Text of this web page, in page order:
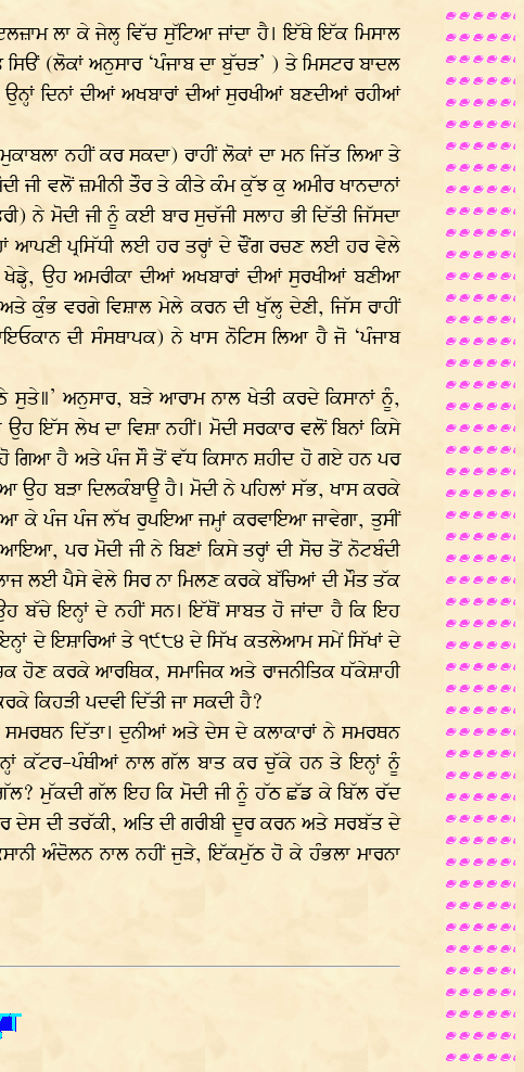
ਲਾ ਕੇ ਜੇਲ੍ਹ ਵਿੱਚ ਸੁੱਟਿਆ ਜਾਂਦਾ ਹੈ। ਇੱਥੇ ਇੱਕ ਮਿਸਾਲ
(ਲੋਕਾਂ ਅਨੁਸਾਰ ‘ਪੰਜਾਬ ਦਾ ਬੁੱਚੜ’ ) ਤੇ ਮਿਸਟਰ ਬਾਦਲ
ਦਿਨਾਂ ਦੀਆਂ ਅਖਬਾਰਾਂ ਦੀਆਂ ਸੁਰਖੀਆਂ ਬਣਦੀਆਂ ਰਹੀਆਂ
ਨਹੀਂ ਕਰ ਸਕਦਾ) ਰਾਹੀਂ ਲੋਕਾਂ ਦਾ ਮਨ ਜਿੱਤ ਲਿਆ ਤੇ
ਜੀ ਵਲੋਂ ਜ਼ਮੀਨੀ ਤੌਰ ਤੇ ਕੀਤੇ ਕੰਮ ਕੁੱਝ ਕੁ ਅਮੀਰ ਖਾਨਦਾਨਾਂ
ਨੇ ਮੋਦੀ ਜੀ ਨੂੰ ਕਈ ਬਾਰ ਸੁਚੱਜੀ ਸਲਾਹ ਭੀ ਦਿੱਤੀ ਜਿੱਸਦਾ
ਆਪਣੀ ਪ੍ਰਸਿੱਧੀ ਲਈ ਹਰ ਤਰ੍ਹਾਂ ਦੇ ਢੌਂਗ ਰਚਣ ਲਈ ਹਰ ਵੇਲੇ
ਉਹ ਅਮਰੀਕਾ ਦੀਆਂ ਅਖਬਾਰਾਂ ਦੀਆਂ ਸੁਰਖੀਆਂ ਬਣੀਆ
ਵਰਗੇ ਵਿਸ਼ਾਲ ਮੇਲੇ ਕਰਨ ਦੀ ਖੁੱਲ੍ਹ ਦੇਣੀ, ਜਿੱਸ ਰਾਹੀਂ
ਦੀ ਸੰਸਥਾਪਕ) ਨੇ ਖਾਸ ਨੋਟਿਸ ਲਿਆ ਹੈ ਜੋ ‘ਪੰਜਾਬ
ਸੁਤੇ॥’ ਅਨੁਸਾਰ, ਬੜੇ ਆਰਾਮ ਨਾਲ ਖੇਤੀ ਕਰਦੇ ਕਿਸਾਨਾਂ ਨੂੰ,
ਇੱਸ ਲੇਖ ਦਾ ਵਿਸ਼ਾ ਨਹੀਂ। ਮੋਦੀ ਸਰਕਾਰ ਵਲੋਂ ਬਿਨਾਂ ਕਿਸੇ
ਹੋ ਗਿਆ ਹੈ ਅਤੇ ਪੰਜ ਸੌ ਤੋਂ ਵੱਧ ਕਿਸਾਨ ਸ਼ਹੀਦ ਹੋ ਗਏ ਹਨ ਪਰ
ਉਹ ਬੜਾ ਦਿਲਕੰਬਾਊ ਹੈ। ਮੋਦੀ ਨੇ ਪਹਿਲਾਂ ਸੱਭ, ਖਾਸ ਕਰਕੇ
ਕੇ ਪੰਜ ਪੰਜ ਲੱਖ ਰੁਪਇਆ ਜਮ੍ਹਾਂ ਕਰਵਾਇਆ ਜਾਵੇਗਾ, ਤੁਸੀਂ
ਪਰ ਮੋਦੀ ਜੀ ਨੇ ਬਿਣਾਂ ਕਿਸੇ ਤਰ੍ਹਾਂ ਦੀ ਸੋਚ ਤੋਂ ਨੋਟਬੰਦੀ
ਲਈ ਪੈਸੇ ਵੇਲੇ ਸਿਰ ਨਾ ਮਿਲਣ ਕਰਕੇ ਬੱਚਿਆਂ ਦੀ ਮੌਤ ਤੱਕ
ਇਨ੍ਹਾਂ ਦੇ ਨਹੀਂ ਸਨ। ਇੱਥੋਂ ਸਾਬਤ ਹੋ ਜਾਂਦਾ ਹੈ ਕਿ ਇਹ
ਇਨ੍ਹਾਂ ਦੇ ਇਸ਼ਾਰਿਆਂ ਤੇ ੧੯੮੪ ਦੇ ਸਿੱਖ ਕਤਲੇਆਮ ਸਮੇਂ ਸਿੱਖਾਂ ਦੇ
ਹੋਣ ਕਰਕੇ ਆਰਥਿਕ, ਸਮਾਜਿਕ ਅਤੇ ਰਾਜਨੀਤਿਕ ਧੱਕੇਸ਼ਾਹੀ
ਕਿਹੜੀ ਪਦਵੀ ਦਿੱਤੀ ਜਾ ਸਕਦੀ ਹੈ?
ਦਿੱਤਾ। ਦੁਨੀਆਂ ਅਤੇ ਦੇਸ ਦੇ ਕਲਾਕਾਰਾਂ ਨੇ ਸਮਰਥਨ
ਕੱਟਰ-ਪੰਥੀਆਂ ਨਾਲ ਗੱਲ ਬਾਤ ਕਰ ਚੁੱਕੇ ਹਨ ਤੇ ਇਨ੍ਹਾਂ ਨੂੰ
ਮੁੱਕਦੀ ਗੱਲ ਇਹ ਕਿ ਮੋਦੀ ਜੀ ਨੂੰ ਹੱਠ ਛੱਡ ਕੇ ਬਿੱਲ ਰੱਦ
ਦੀ ਤਰੱਕੀ, ਅਤਿ ਦੀ ਗਰੀਬੀ ਦੂਰ ਕਰਨ ਅਤੇ ਸਰਬੱਤ ਦੇ
ਅੰਦੋਲਨ ਨਾਲ ਨਹੀਂ ਜੁੜੇ, ਇੱਕਮੁੱਠ ਹੋ ਕੇ ਹੰਭਲਾ ਮਾਰਨਾ